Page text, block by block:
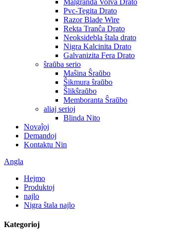
Malgranda Volva Drato
Pvc-Tegita Drato
Razor Blade Wire
Rekta Tranĉa Drato
Neoksidebla ŝtala drato
Nigra Kalcinita Drato
Galvanizita Fera Drato
ŝraŭba serio
Maŝina Ŝraŭbo
Ŝikmura ŝraŭbo
Ŝlikŝraŭbo
Memboranta Ŝraŭbo
aliaj serioj
Blinda Nito
Novaĵoj
Demandoj
Kontaktu Nin
Angla
Hejmo
Produktoj
najlo
Nigra ŝtala najlo
Kategorioj